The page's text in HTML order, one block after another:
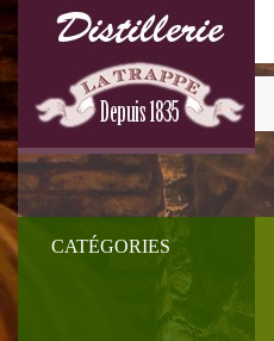
CATÉGORIES